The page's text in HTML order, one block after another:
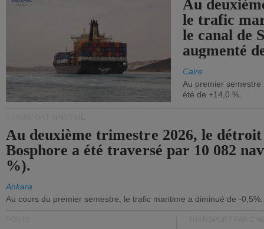
Au
le trafic
le canal de
augmenté
Caire
Au premier
été de +14,0 %.
Au deuxième trimestre 2026, le
Bosphore a été traversé par 10 082
%).
Ankara
Au cours du premier semestre, le trafic maritime a diminué de -0,5%.